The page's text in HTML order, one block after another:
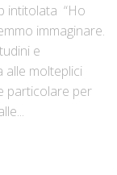
intitolata “Ho
immaginare.
e
alle molteplici
particolare per